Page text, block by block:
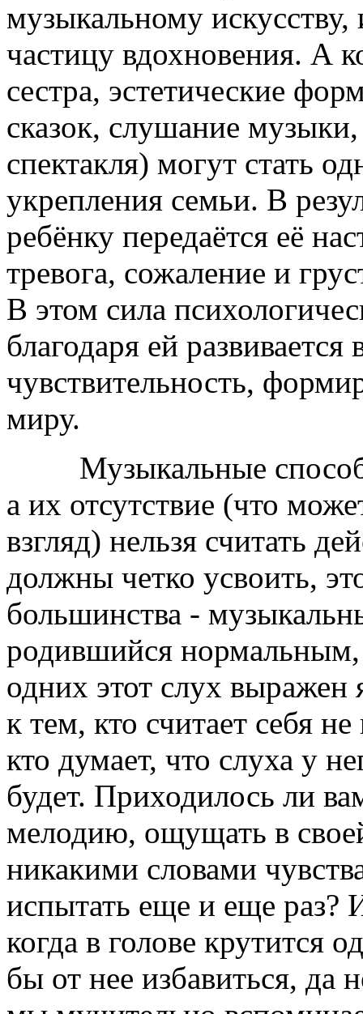
музыкальному
частицу вдохновения. А
сестра, эстетические
сказок, слушание
спектакля) могут стать
укрепления семьи. В
ребёнку передаётся её
тревога, сожаление и
В этом сила
благодаря ей
чувствительность,
миру.
Музыкальные
а их отсутствие (что
взгляд) нельзя считать
должны четко усвоить,
большинства -
родившийся нормальным,
одних этот слух
к тем, кто считает себя
кто думает, что слуха у
будет. Приходилось ли
мелодию, ощущать в
никакими словами
испытать еще и еще раз?
когда в голове крутится
бы от нее избавиться,